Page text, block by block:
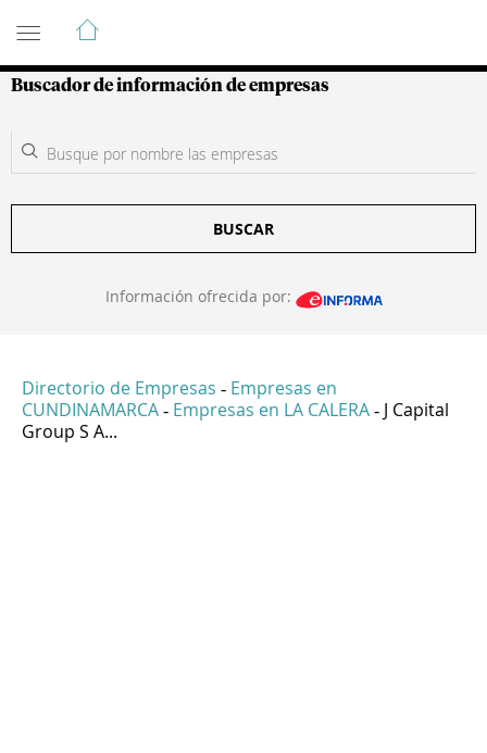
Guía de Empresas Colombianas
Buscador de información de empresas
BUSCAR
Información ofrecida por:
Directorio de Empresas - Empresas en
CUNDINAMARCA - Empresas en LA CALERA - J Capital
Group S A...